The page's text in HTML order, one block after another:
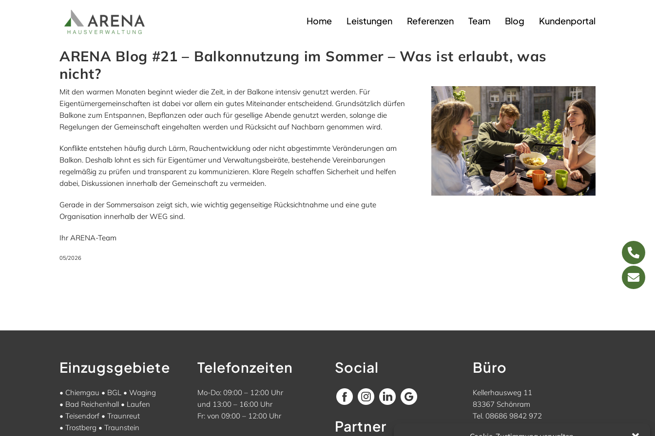
Home Leistungen Referenzen Team Blog Kundenportal
ARENA Blog #21 – Balkonnutzung im Sommer – Was ist erlaubt, was
nicht?
Mit den warmen Monaten beginnt wieder die Zeit, in der Balkone intensiv genutzt werden. Für
Eigentümergemeinschaften ist dabei vor allem ein gutes Miteinander entscheidend. Grundsätzlich dürfen
Balkone zum Entspannen, Bepflanzen oder auch für gesellige Abende genutzt werden, solange die
Regelungen der Gemeinschaft eingehalten werden und Rücksicht auf Nachbarn genommen wird.
Konflikte entstehen häufig durch Lärm, Rauchentwicklung oder nicht abgestimmte Veränderungen am
Balkon. Deshalb lohnt es sich für Eigentümer und Verwaltungsbeiräte, bestehende Vereinbarungen
regelmäßig zu prüfen und transparent zu kommunizieren. Klare Regeln schaffen Sicherheit und helfen
dabei, Diskussionen innerhalb der Gemeinschaft zu vermeiden.
Gerade in der Sommersaison zeigt sich, wie wichtig gegenseitige Rücksichtnahme und eine gute
Organisation innerhalb der WEG sind.
Ihr ARENA-Team
05/2026
Einzugsgebiete
• Chiemgau • BGL • Waging
• Bad Reichenhall • Laufen
• Teisendorf • Traunreut
• Trostberg • Traunstein
Telefonzeiten
Mo-Do: 09:00 – 12:00 Uhr
und 13:00 – 16:00 Uhr
Fr: von 09:00 – 12:00 Uhr
Social
Partner
Büro
Kellerhausweg 11
83367 Schönram
Tel. 08686 9842 972